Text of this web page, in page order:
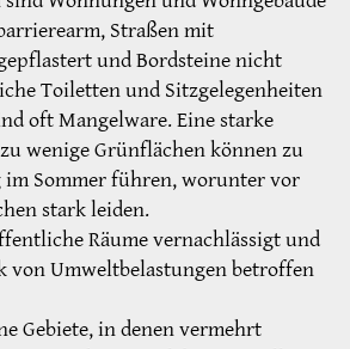
Straßen mit
und Bordsteine nicht
Toiletten und Sitzgelegenheiten
oft Mangelware. Eine starke
wenige Grünflächen können zu
Sommer führen, worunter vor
stark leiden.
Räume vernachlässigt und
von Umweltbelastungen betroffen
Gebiete, in denen vermehrt